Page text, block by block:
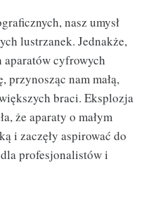
nasz umysł
lustrzanek. Jednakże,
aparatów cyfrowych
przynosząc nam małą,
braci. Eksplozja
że aparaty o małym
i zaczęły aspirować do
profesjonalistów i